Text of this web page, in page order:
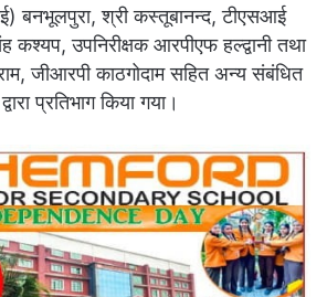
बनभूलपुरा, श्री कस्तूबानन्द, टीएसआई
कश्यप, उपनिरीक्षक आरपीएफ हल्द्वानी तथा
जीआरपी काठगोदाम सहित अन्य संबंधित
प्रतिभाग किया गया।